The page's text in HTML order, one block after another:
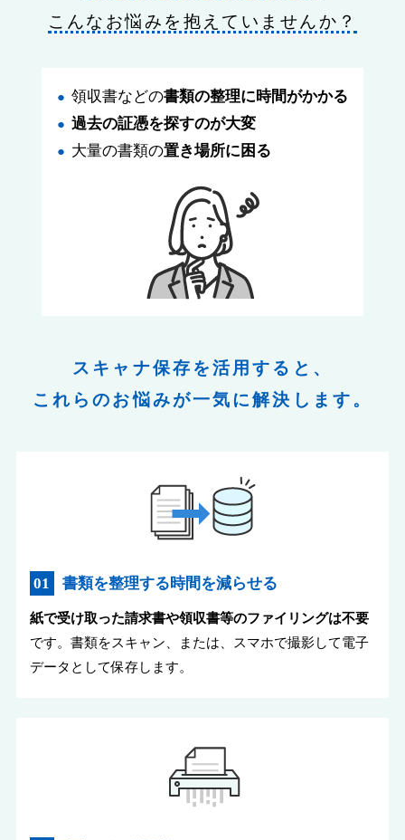
こんなお悩みを抱えていませんか？
領収書などの書類の整理に時間がかかる
過去の証憑を探すのが大変
大量の書類の置き場所に困る
スキャナ保存を活用すると、
これらのお悩みが一気に解決します。
書類を整理する時間を減らせる
紙で受け取った請求書や領収書等のファイリングは不要
です。書類をスキャン、または、スマホで撮影して電子
データとして保存します。